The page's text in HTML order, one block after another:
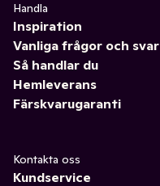
Handla
Inspiration
Vanliga frågor och svar
Så handlar du
Hemleverans
Färskvarugaranti
Kontakta oss
Kundservice